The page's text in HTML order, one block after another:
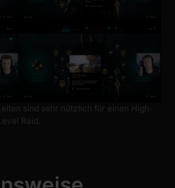
sind sehr nützlich für einen High-
Raid.